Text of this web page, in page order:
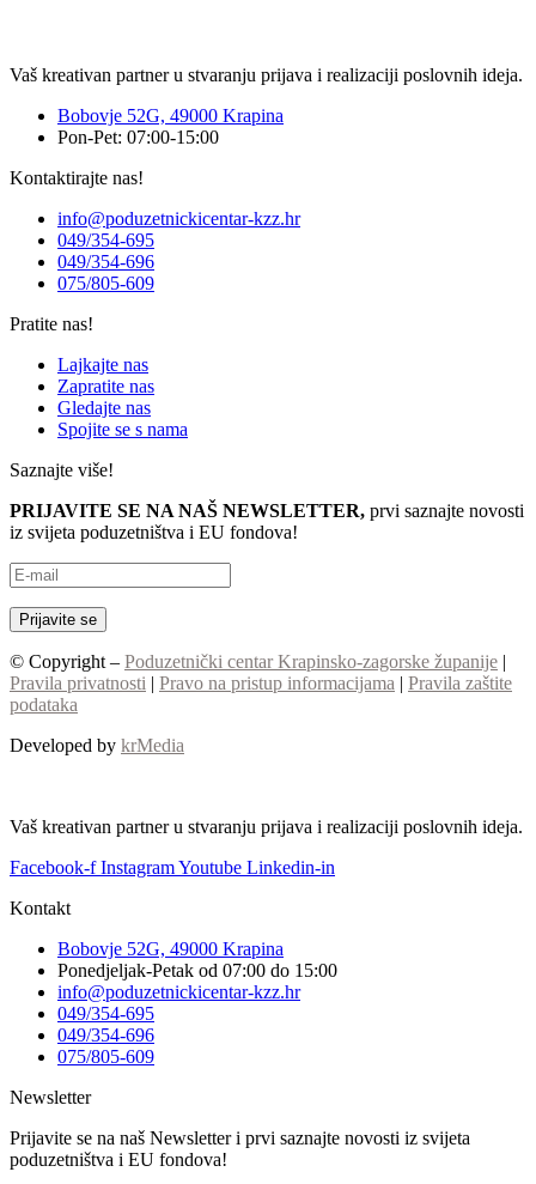
Vaš kreativan partner u stvaranju prijava i realizaciji poslovnih ideja.
Bobovje 52G, 49000 Krapina
Pon-Pet: 07:00-15:00
Kontaktirajte nas!
info@poduzetnickicentar-kzz.hr
049/354-695
049/354-696
075/805-609
Pratite nas!
Lajkajte nas
Zapratite nas
Gledajte nas
Spojite se s nama
Saznajte više!
PRIJAVITE SE NA NAŠ NEWSLETTER, prvi saznajte novosti
iz svijeta poduzetništva i EU fondova!
© Copyright – Poduzetnički centar Krapinsko-zagorske županije |
Pravila privatnosti | Pravo na pristup informacijama | Pravila zaštite
podataka
Developed by krMedia
Vaš kreativan partner u stvaranju prijava i realizaciji poslovnih ideja.
Facebook-f InstagramYoutube Linkedin-in
Kontakt
Bobovje 52G, 49000 Krapina
Ponedjeljak-Petak od 07:00 do 15:00
info@poduzetnickicentar-kzz.hr
049/354-695
049/354-696
075/805-609
Newsletter
Prijavite se na naš Newsletter i prvi saznajte novosti iz svijeta
poduzetništva i EU fondova!